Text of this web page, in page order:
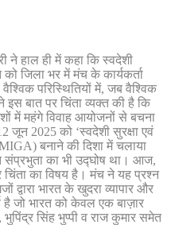
ने हाल ही में कहा कि स्वदेशी
जिला भर में मंच के कार्यकर्ता
परिस्थितियों में, जब वैश्विक
इस बात पर चिंता व्यक्त की है कि
में महंगे विवाह आयोजनों से बचना
जून 2025 को ‘स्वदेशी सुरक्षा एवं
बनाने की दिशा में चलाया
संप्रभुता का भी उद्घोष था। आज,
चिंता का विषय है। मंच ने यह प्रश्न
भारत के खुदरा व्यापार और
है जो भारत को केवल एक बाज़ार
सिंह भुप्पी व राज कुमार समेत